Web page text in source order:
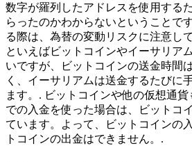
数字が羅列したアドレスを使用する
らったのかわからないということで
る際は、為替の変動リスクに注意し
といえばビットコインやイーサリア
いですが、ビットコインの送金時間
く、イーサリアムは送金するたびに
ます。. ビットコインや他の仮想通
での入金を使った場合は、ビットコ
ています。よって、ビットコインの
トコインの出金はできません。.